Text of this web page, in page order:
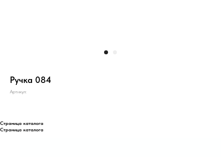
Ручка 084
Артикул:
Страница каталога
Страница каталога